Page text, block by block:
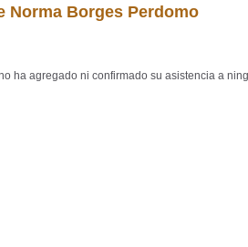
Norma Borges Perdomo
ha agregado ni confirmado su asistencia a